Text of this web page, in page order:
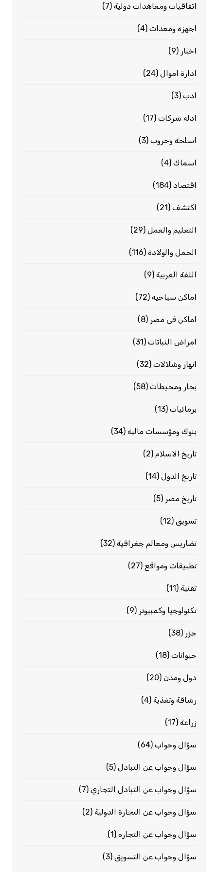
اتفاقيات ومعاهدات دولية(7)
اجهزة ومعدات(4)
اخبار (9)
ادارة اموال(24)
ادب(3)
ادله شركات(17)
اسلحة وحروب(3)
اسماك(4)
اقتصاد(184)
اكتشف(21)
التعليم والعمل(29)
الحمل والولادة(116)
اللغة العربية(9)
اماكن سياحيه(72)
اماكن فى مصر (8)
امراض النباتات(31)
انهار وشلالات(32)
بحار ومحيطات(58)
برمائيات(13)
بنوك ومؤسسات مالية(34)
تاريخ الاسلام(2)
تاريخ الدول(14)
تاريخ مصر (5)
تسويق(12)
تضاريس ومعالم جغرافية(32)
تطبيقات ومواقع (27)
تقنية(11)
تكنولوجيا وكمبيوتر (9)
جزر (38)
حيوانات(18)
دول ومدن(20)
رشاقة وتغذية(4)
زراعة(17)
سؤال وجواب(64)
سؤال وجواب عن التبادل(5)
سؤال وجواب عن التبادل التجاري(7)
سؤال وجواب عن التجارة الدولية(2)
سؤال وجواب عن التجاره(1)
سؤال وجواب عن التسويق(3)